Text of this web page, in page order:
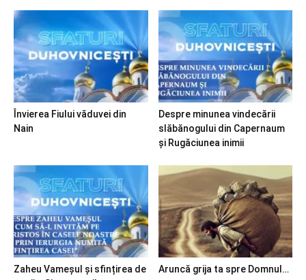
Învierea Fiului văduvei din
Nain
Despre minunea vindecării
slăbănogului din Capernaum
și Rugăciunea inimii
Zaheu Vameșul și sfințirea de
Aruncă grija ta spre Domnul…